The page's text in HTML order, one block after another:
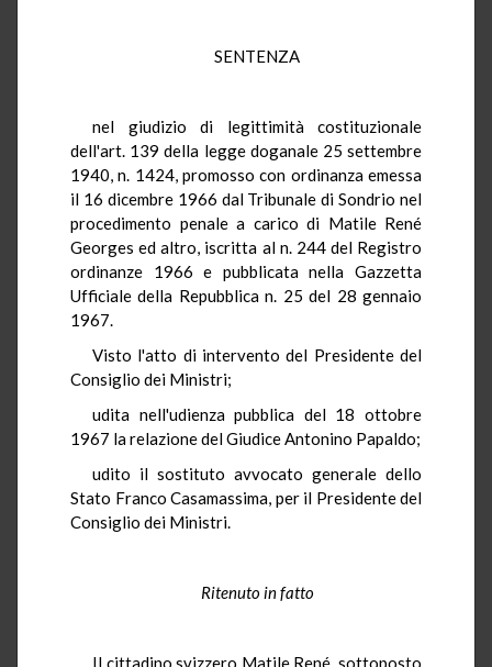
SENTENZA
nel giudizio di legittimità costituzionale
dell'art. 139 della legge doganale 25 settembre
1940, n. 1424, promosso con ordinanza emessa
il 16 dicembre 1966 dal Tribunale di Sondrio nel
procedimento penale a carico di Matile René
Georges ed altro, iscritta al n. 244 del Registro
ordinanze 1966 e pubblicata nella Gazzetta
Ufficiale della Repubblica n. 25 del 28 gennaio
1967.
Visto l'atto di intervento del Presidente del
Consiglio dei Ministri;
udita nell'udienza pubblica del 18 ottobre
1967 la relazione del Giudice Antonino Papaldo;
udito il sostituto avvocato generale dello
Stato Franco Casamassima, per il Presidente del
Consiglio dei Ministri.
Ritenuto in fatto
Il cittadino svizzero Matile René, sottoposto